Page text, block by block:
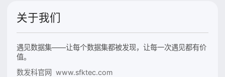
关于我们
遇见数据集——让每个数据集都被发现，让每一次遇见都有价
值。
数发科官网 www.sfktec.com